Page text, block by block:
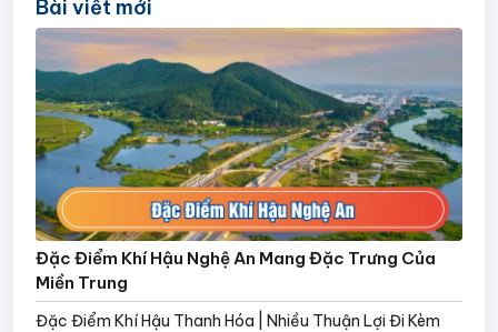
Bài viết mới
Đặc Điểm Khí Hậu Nghệ An Mang Đặc Trưng Của
Miền Trung
Đặc Điểm Khí Hậu Thanh Hóa | Nhiều Thuận Lợi Đi Kèm